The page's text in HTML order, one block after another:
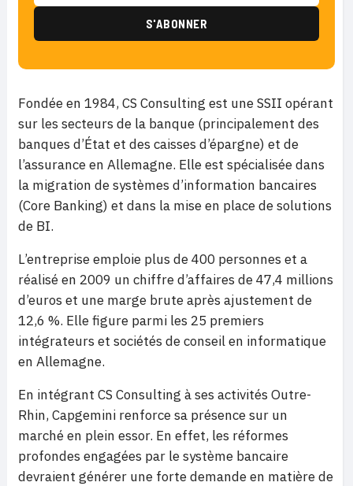
Fondée en 1984, CS Consulting est une SSII opérant
sur les secteurs de la banque (principalement des
banques d’État et des caisses d’épargne) et de
l’assurance en Allemagne. Elle est spécialisée dans
la migration de systèmes d’information bancaires
(Core Banking) et dans la mise en place de solutions
de BI.
L’entreprise emploie plus de 400 personnes et a
réalisé en 2009 un chiffre d’affaires de 47,4 millions
d’euros et une marge brute après ajustement de
12,6 %. Elle figure parmi les 25 premiers
intégrateurs et sociétés de conseil en informatique
en Allemagne.
En intégrant CS Consulting à ses activités Outre-
Rhin, Capgemini renforce sa présence sur un
marché en plein essor. En effet, les réformes
profondes engagées par le système bancaire
devraient générer une forte demande en matière de